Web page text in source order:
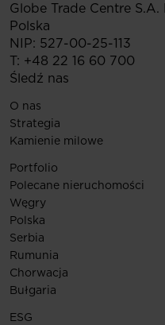
Globe Trade Centre S.A.
Polska
NIP: 527-00-25-113
T: +48 22 16 60 700
Śledź nas
O nas
Strategia
Kamienie milowe
Portfolio
Polecane nieruchomości
Węgry
Polska
Serbia
Rumunia
Chorwacja
Bułgaria
ESG